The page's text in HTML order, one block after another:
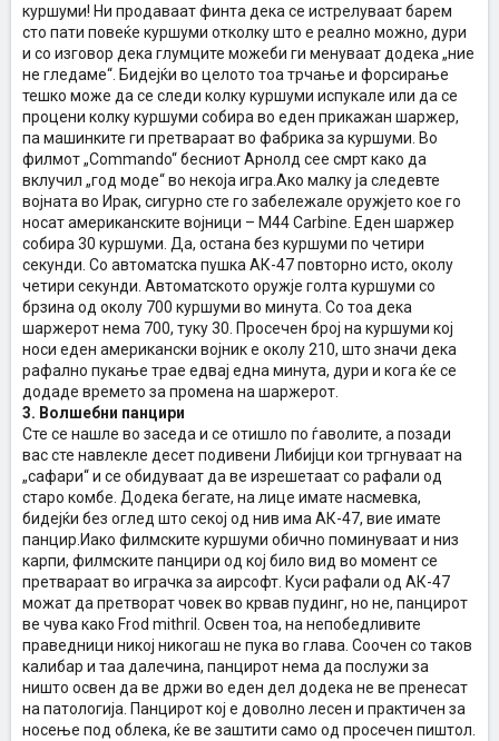
куршуми! Ни продаваат финта дека се истрелуваат барем
сто пати повеќе куршуми отколку што е реално можно, дури
и со изговор дека глумците можеби ги менуваат додека „ние
не гледаме“. Бидејќи во целото тоа трчање и форсирање
тешко може да се следи колку куршуми испукале или да се
процени колку куршуми собира во еден прикажан шаржер,
па машинките ги претвараат во фабрика за куршуми. Во
филмот „Commando“ бесниот Арнолд сее смрт како да
вклучил „год моде“ во некоја игра.Ако малку ја следевте
војната во Ирак, сигурно сте го забележале оружјето кое го
носат американските војници – М44 Carbine. Еден шаржер
собира 30 куршуми. Да, остана без куршуми по четири
секунди. Со автоматска пушка АК-47 повторно исто, околу
четири секунди. Автоматското оружје голта куршуми со
брзина од околу 700 куршуми во минута. Со тоа дека
шаржерот нема 700, туку 30. Просечен број на куршуми кој
носи еден американски војник е околу 210, што значи дека
рафално пукање трае едвај една минута, дури и кога ќе се
додаде времето за промена на шаржерот.
3. Волшебни панцири
Сте се нашле во заседа и се отишло по ѓаволите, а позади
вас сте навлекле десет подивени Либијци кои тргнуваат на
„сафари“ и се обидуваат да ве изрешетаат со рафали од
старо комбе. Додека бегате, на лице имате насмевка,
бидејќи без оглед што секој од нив има АК-47, вие имате
панцир.Иако филмските куршуми обично поминуваат и низ
карпи, филмските панцири од кој било вид во момент се
претвараат во играчка за аирсофт. Куси рафали од АК-47
можат да претворат човек во крвав пудинг, но не, панцирот
ве чува како Frod mithril. Освен тоа, на непобедливите
праведници никој никогаш не пука во глава. Соочен со таков
калибар и таа далечина, панцирот нема да послужи за
ништо освен да ве држи во еден дел додека не ве пренесат
на патологија. Панцирот кој е доволно лесен и практичен за
носење под облека, ќе ве заштити само од просечен пиштол.